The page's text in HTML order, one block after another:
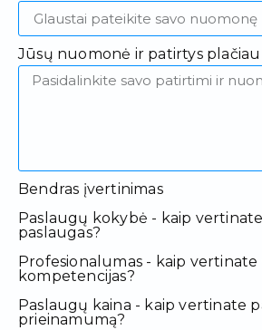
Jūsų nuomonė ir patirtys plačiau
Bendras įvertinimas
Paslaugų kokybė - kaip
paslaugas?
Profesionalumas - kaip vertinate
kompetencijas?
Paslaugų kaina - kaip vertinate
prieinamumą?